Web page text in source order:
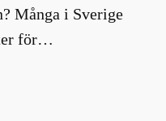
Många i Sverige
för…